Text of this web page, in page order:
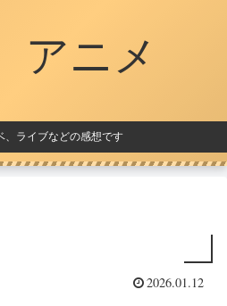
アニメ
、ライブなどの感想です
2026.01.12